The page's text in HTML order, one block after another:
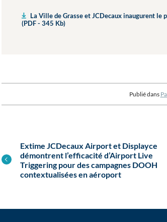
La Ville de Grasse et JCDecaux inaugurent le
(PDF - 345 Kb)
Publié dans
Extime JCDecaux Airport et Displayce
démontrent l’efficacité d’Airport Live
Triggering pour des campagnes DOOH
contextualisées en aéroport